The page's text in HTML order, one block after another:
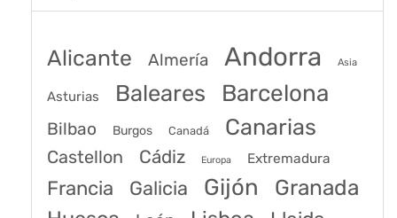
Alicante Almería Andorra Asia
Asturias Baleares Barcelona
Bilbao Burgos Canadá Canarias
Castellon Cádiz Europa Extremadura
Francia Galicia Gijón Granada